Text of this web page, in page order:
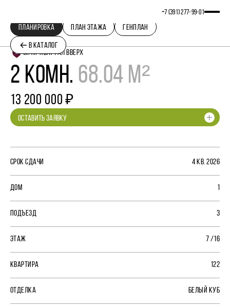
+7 (391) 277‒99‒01
В КАТАЛОГ
ПЛАНИРОВКА ПЛАН ЭТАЖА ГЕНПЛАН
СИТИ-КВАРТАЛ ВВЕРХ
2 КОМН. 68.04 М²
13 200 000 ₽
ОСТАВИТЬ ЗАЯВКУ
СРОК СДАЧИ 4 КВ. 2026
ДОМ 1
ПОДЪЕЗД 3
ЭТАЖ 7 /16
КВАРТИРА 122
ОТДЕЛКА БЕЛЫЙ КУБ